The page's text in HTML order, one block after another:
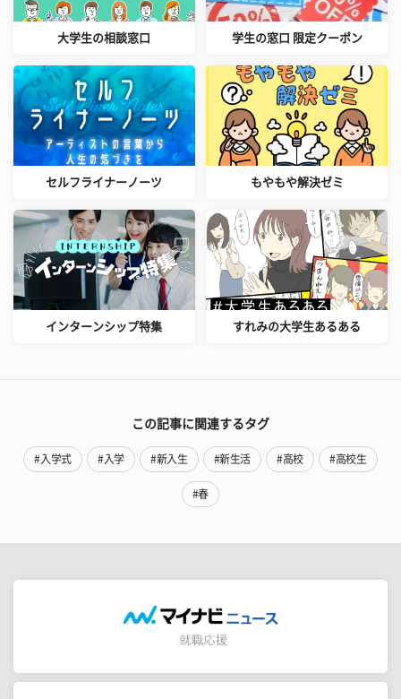
大学生の相談窓口 学生の窓口 限定クーポン
セルフライナーノーツ もやもや解決ゼミ
インターンシップ特集 すれみの大学生あるある
この記事に関連するタグ
#入学式 #入学 #新入生 #新生活 #高校 #高校生
#春